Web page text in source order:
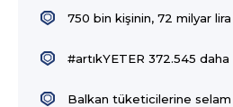
750 bin kişinin, 72 milyar
#artıkYETER 372.545 daha
Balkan tüketicilerine selam